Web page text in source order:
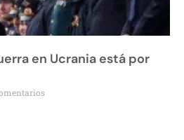
en Ucrania está por